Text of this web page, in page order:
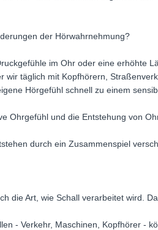
der Hörwahrnehmung?
im Ohr oder eine erhöhte
wir täglich mit Kopfhörern,
Hörgefühl schnell zu einem
Ohrgefühl und die Entstehung von
durch ein Zusammenspiel
die Art, wie Schall verarbeitet wird.
- Verkehr, Maschinen, Kopfhörer -